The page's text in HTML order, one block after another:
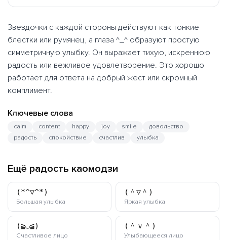
Звездочки с каждой стороны действуют как тонкие
блестки или румянец, а глаза ^_^ образуют простую
симметричную улыбку. Он выражает тихую, искреннюю
радость или вежливое удовлетворение. Это хорошо
работает для ответа на добрый жест или скромный
комплимент.
Ключевые слова
calm content happy joy smile
довольство
радость
спокойствие счастлив улыбка
Ещё радость каомодзи
(*^▽^*)
Большая улыбка
(＾▽＾)
Яркая улыбка
(≧◡≦)
Счастливое лицо
(＾ｖ＾)
Улыбающееся лицо